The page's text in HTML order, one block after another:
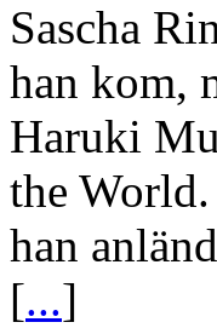
Sascha
han kom,
Haruki
the
han
[...]